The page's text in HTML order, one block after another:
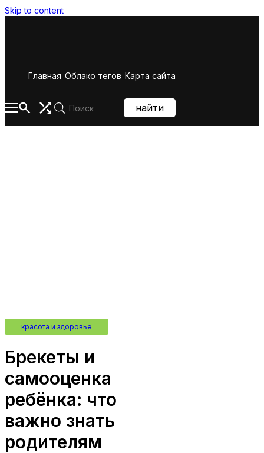
Skip to content
Главная Облако тегов Карта сайта
найти
красота и здоровье
Брекеты и
самооценка
ребёнка: что
важно знать
родителям